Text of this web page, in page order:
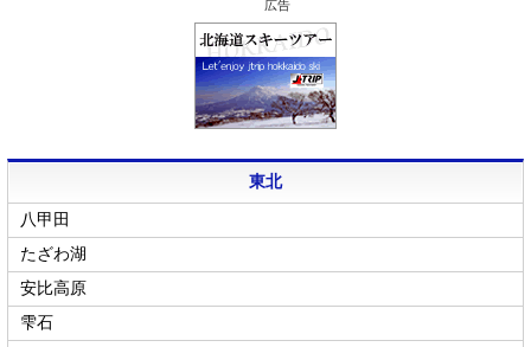
広告
東北
八甲田
たざわ湖
安比高原
雫石